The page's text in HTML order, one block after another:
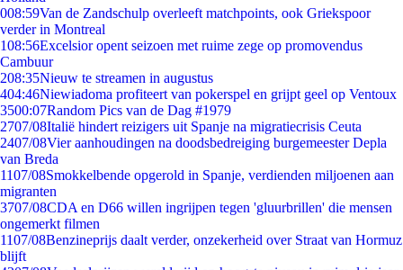
008:59Van de Zandschulp overleeft matchpoints, ook Griekspoor
verder in Montreal
108:56Excelsior opent seizoen met ruime zege op promovendus
Cambuur
208:35Nieuw te streamen in augustus
404:46Niewiadoma profiteert van pokerspel en grijpt geel op Ventoux
3500:07Random Pics van de Dag #1979
2707/08Italië hindert reizigers uit Spanje na migratiecrisis Ceuta
2407/08Vier aanhoudingen na doodsbedreiging burgemeester Depla
van Breda
1107/08Smokkelbende opgerold in Spanje, verdienden miljoenen aan
migranten
3707/08CDA en D66 willen ingrijpen tegen 'gluurbrillen' die mensen
ongemerkt filmen
1107/08Benzineprijs daalt verder, onzekerheid over Straat van Hormuz
blijft